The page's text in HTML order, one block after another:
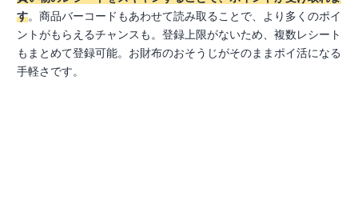
す。商品バーコードもあわせて読み取ることで、より多くのポイ
ントがもらえるチャンスも。登録上限がないため、複数レシート
もまとめて登録可能。お財布のおそうじがそのままポイ活になる
手軽さです。